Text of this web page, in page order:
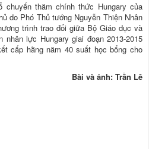
chuyến thăm chính thức Hungary của
do Phó Thủ tướng Nguyễn Thiện Nhân
trình trao đổi giữa Bộ Giáo dục và
lực Hungary giai đoạn 2013-2015
cấp hằng năm 40 suất học bổng cho
Bài và ảnh: Trần Lê